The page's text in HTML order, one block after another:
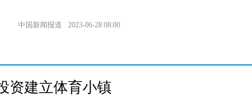
中国新闻报道 2023-06-28 08:00
资建立体育小镇